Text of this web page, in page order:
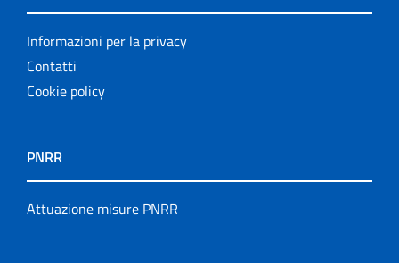
Informazioni per la privacy
Contatti
Cookie policy
PNRR
Attuazione misure PNRR